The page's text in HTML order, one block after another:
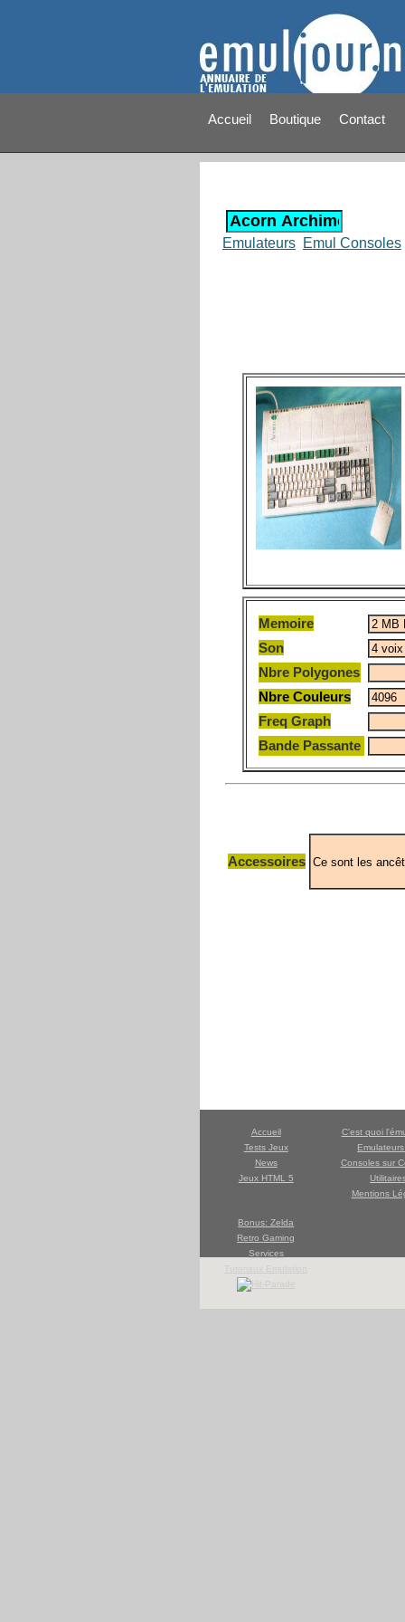
Accueil Boutique Contact
Emulateurs Emul Consoles
Memoire
Son
Nbre Polygones
Nbre Couleurs
Freq Graph
Bande Passante
Accessoires
Accueil
Tests Jeux
News
Jeux HTML 5
C'est quoi
Consoles sur
Mentions
Bonus: Zelda
Retro Gaming
Services